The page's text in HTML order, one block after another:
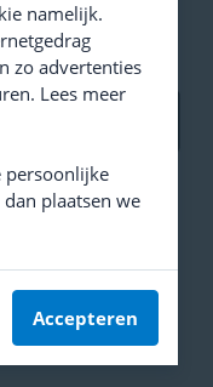
/
7)
25,99
namelijk.
zo advertenties
Lees meer
persoonlijke
plaatsen we
Accepteren